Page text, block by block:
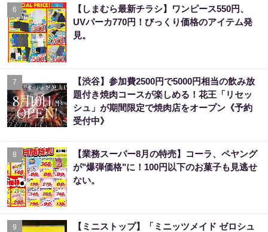
6
【しまむら最新チラシ】ワンピース550円、
UVパーカ770円！びっくり価格のアイテム発
見。
7
【渋谷】参加費2500円で5000円相当の飲み放
題付き焼肉コースが楽しめる！花王「リセッ
シュ」が期間限定で焼肉店をオープン《予約
受付中》
8
【業務スーパー8月の特売】コーラ、ペヤング
が"爆弾価格"に！100円以下のお菓子も見逃せ
ない。
9
【ミニストップ】「ミニッツメイド ゼロシュ